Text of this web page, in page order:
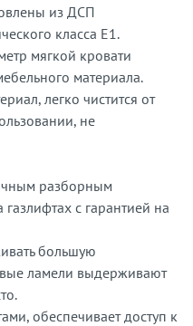
из ДСП
класса Е1.
мягкой кровати
материала.
легко чистится от
не
разборным
с гарантией на
большую
ламели выдерживают
обеспечивает доступ к